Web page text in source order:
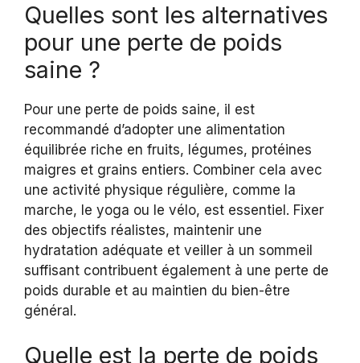
Quelles sont les alternatives
pour une perte de poids
saine ?
Pour une perte de poids saine, il est
recommandé d’adopter une alimentation
équilibrée riche en fruits, légumes, protéines
maigres et grains entiers. Combiner cela avec
une activité physique régulière, comme la
marche, le yoga ou le vélo, est essentiel. Fixer
des objectifs réalistes, maintenir une
hydratation adéquate et veiller à un sommeil
suffisant contribuent également à une perte de
poids durable et au maintien du bien-être
général.
Quelle est la perte de poids